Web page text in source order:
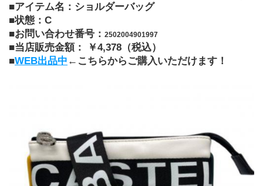
■アイテム名：ショルダーバッグ
■状態：C
■お問い合わせ番号： 2502004901997
■当店販売金額： ￥4,378（税込）
■WEB出品中 ←こちらからご購入いただけます！